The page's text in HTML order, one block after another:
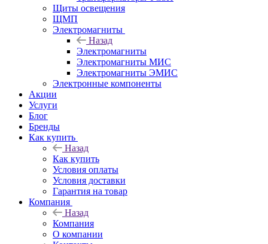
Щиты освещения
ЩМП
Электромагниты
Назад
Электромагниты
Электромагниты МИС
Электромагниты ЭМИС
Электронные компоненты
Акции
Услуги
Блог
Бренды
Как купить
Назад
Как купить
Условия оплаты
Условия доставки
Гарантия на товар
Компания
Назад
Компания
О компании